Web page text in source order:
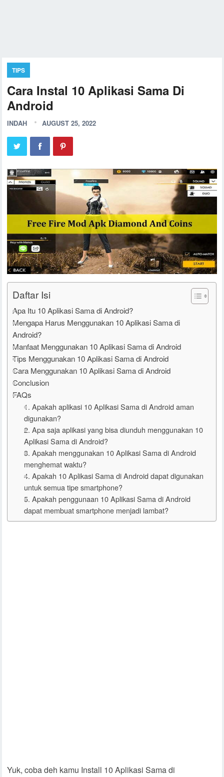
TIPS
Cara Instal 10 Aplikasi Sama Di
Android
INDAH AUGUST 25, 2022
Daftar Isi
Apa Itu 10 Aplikasi Sama di Android?
Mengapa Harus Menggunakan 10 Aplikasi Sama di
Android?
Manfaat Menggunakan 10 Aplikasi Sama di Android
Tips Menggunakan 10 Aplikasi Sama di Android
Cara Menggunakan 10 Aplikasi Sama di Android
Conclusion
FAQs
1. Apakah aplikasi 10 Aplikasi Sama di Android aman
digunakan?
2. Apa saja aplikasi yang bisa diunduh menggunakan 10
Aplikasi Sama di Android?
3. Apakah menggunakan 10 Aplikasi Sama di Android
menghemat waktu?
4. Apakah 10 Aplikasi Sama di Android dapat digunakan
untuk semua tipe smartphone?
5. Apakah penggunaan 10 Aplikasi Sama di Android
dapat membuat smartphone menjadi lambat?
Yuk, coba deh kamu Install 10 Aplikasi Sama di